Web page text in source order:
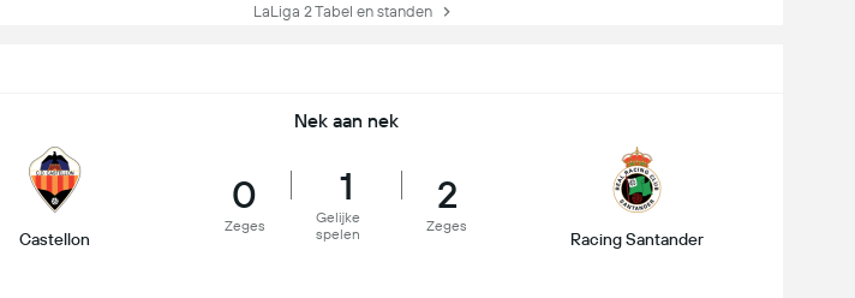
LaLiga 2 Tabel en standen
Nek aan nek
Castellon
0
Zeges
1
Gelijke
spelen
2
Zeges
Racing Santander